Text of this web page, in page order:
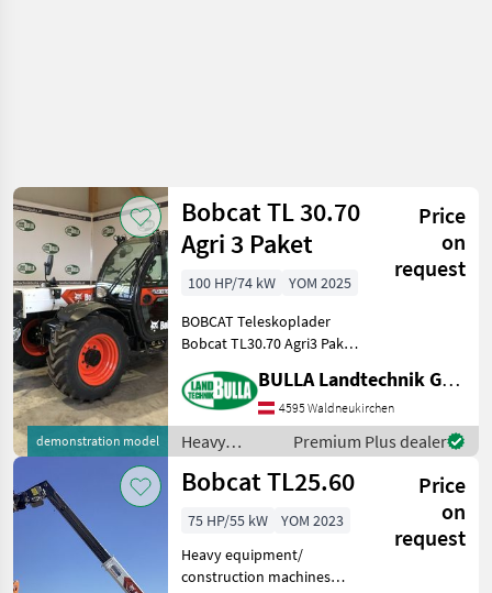
demonstration model
Bobcat TL 30.70
Agri 3 Paket
Price
on
request
100 HP/74 kW
YOM 2025
BOBCAT Teleskoplader
Bobcat TL30.70 Agri3 Paket
7m + Finanzierungsaktion
bis 48 Monate 0, 00%
Zinsen + 100 PS + Kabinen
Design mit freier
BULLA Landtechnik GmbH
4595 Waldneukirchen
Heavy
equipment/
construction
Bobcat
Premium Plus dealer
Bobcat TL25.60
Price
on
request
75 HP/55 kW
YOM 2023
Heavy equipment/
construction machines